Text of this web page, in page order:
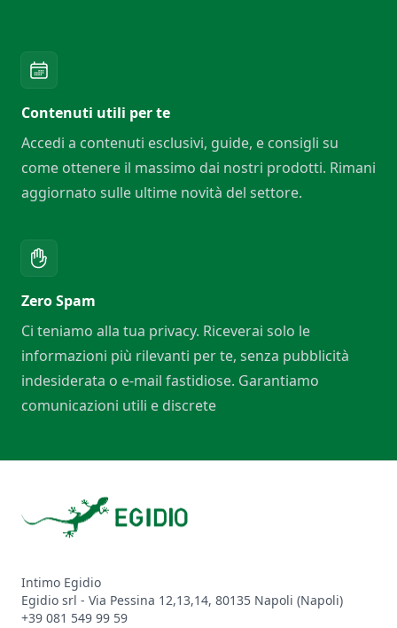
Contenuti utili per te
Accedi a contenuti esclusivi, guide, e consigli su
come ottenere il massimo dai nostri prodotti. Rimani
aggiornato sulle ultime novità del settore.
Zero Spam
Ci teniamo alla tua privacy. Riceverai solo le
informazioni più rilevanti per te, senza pubblicità
indesiderata o e-mail fastidiose. Garantiamo
comunicazioni utili e discrete
Intimo Egidio
Egidio srl - Via Pessina 12,13,14, 80135 Napoli (Napoli)
+39 081 549 99 59